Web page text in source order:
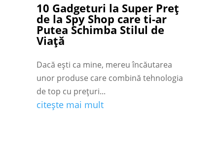
10 Gadgeturi la Super Preț
de la Spy Shop care ti-ar
Putea Schimba Stilul de
Viață
Dacă ești ca mine, mereu încăutarea
unor produse care combină tehnologia
de top cu prețuri...
citește mai mult